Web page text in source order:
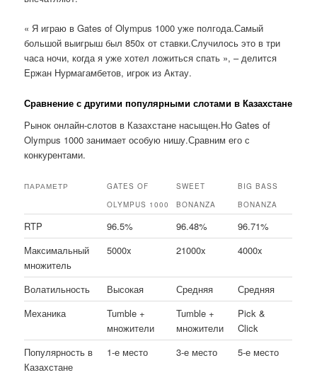
« Я играю в Gates of Olympus 1000 уже полгода.Самый
большой выигрыш был 850x от ставки.Случилось это в три
часа ночи, когда я уже хотел ложиться спать », – делится
Ержан Нурмагамбетов, игрок из Актау.
Сравнение с другими популярными слотами в Казахстане
Рынок онлайн-слотов в Казахстане насыщен.Но Gates of
Olympus 1000 занимает особую нишу.Сравним его с
конкурентами.
ПАРАМЕТР
GATES OF
OLYMPUS 1000
SWEET
BONANZA
BIG BASS
BONANZA
RTP 96.5% 96.48%
96.71%
Максимальный
множитель
5000x 21000x 4000x
Волатильность Высокая Средняя
Средняя
Механика
Tumble +
множители
Tumble +
множители
Pick &
Click
Популярность в
Казахстане
1-е место 3-е место 5-е место